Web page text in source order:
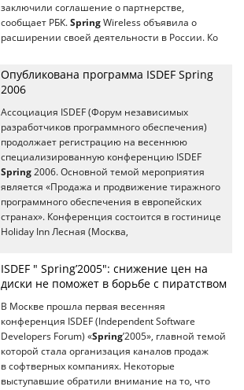
заключили соглашение о партнерстве,
сообщает РБК. Spring Wireless объявила о
расширении своей деятельности в России. Ко
Опубликована программа ISDEF Spring
2006
Ассоциация ISDEF (Форум независимых
разработчиков программного обеспечения)
продолжает регистрацию на весеннюю
специализированную конференцию ISDEF
Spring 2006. Основной темой мероприятия
является «Продажа и продвижение тиражного
программного обеспечения в европейских
странах». Конференция состоится в гостинице
Holiday Inn Лесная (Москва,
ISDEF " Spring’2005": снижение цен на
диски не поможет в борьбе с пиратством
В Москве прошла первая весенняя
конференция ISDEF (Independent Software
Developers Forum) «Spring’2005», главной темой
которой стала организация каналов продаж
в софтверных компаниях. Некоторые
выступавшие обратили внимание на то, что